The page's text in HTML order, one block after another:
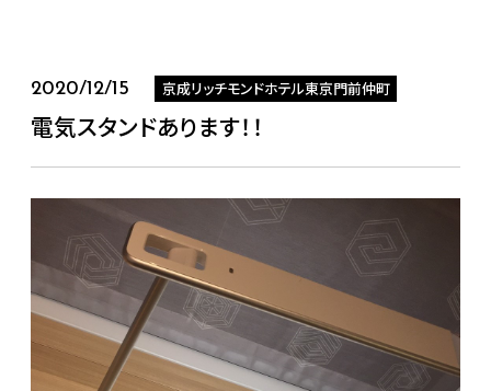
2020/12/15 京成リッチモンドホテル東京門前仲町
電気スタンドあります！！